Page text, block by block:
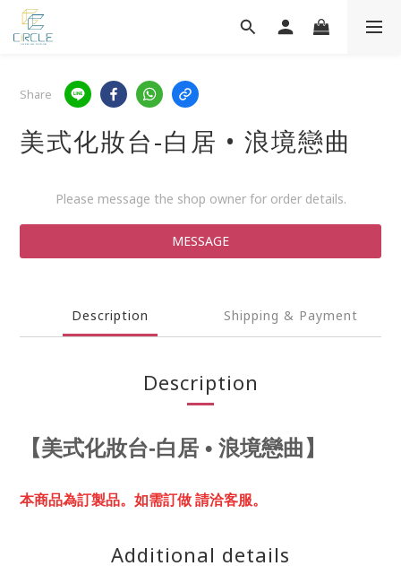
Share
美式化妝台-白居 • 浪境戀曲
Please message the shop owner for order details.
MESSAGE
Description Shipping & Payment
Description
【美式化妝台-白居 • 浪境戀曲】
本商品為訂製品。 如需訂做 請洽客服。
Additional details